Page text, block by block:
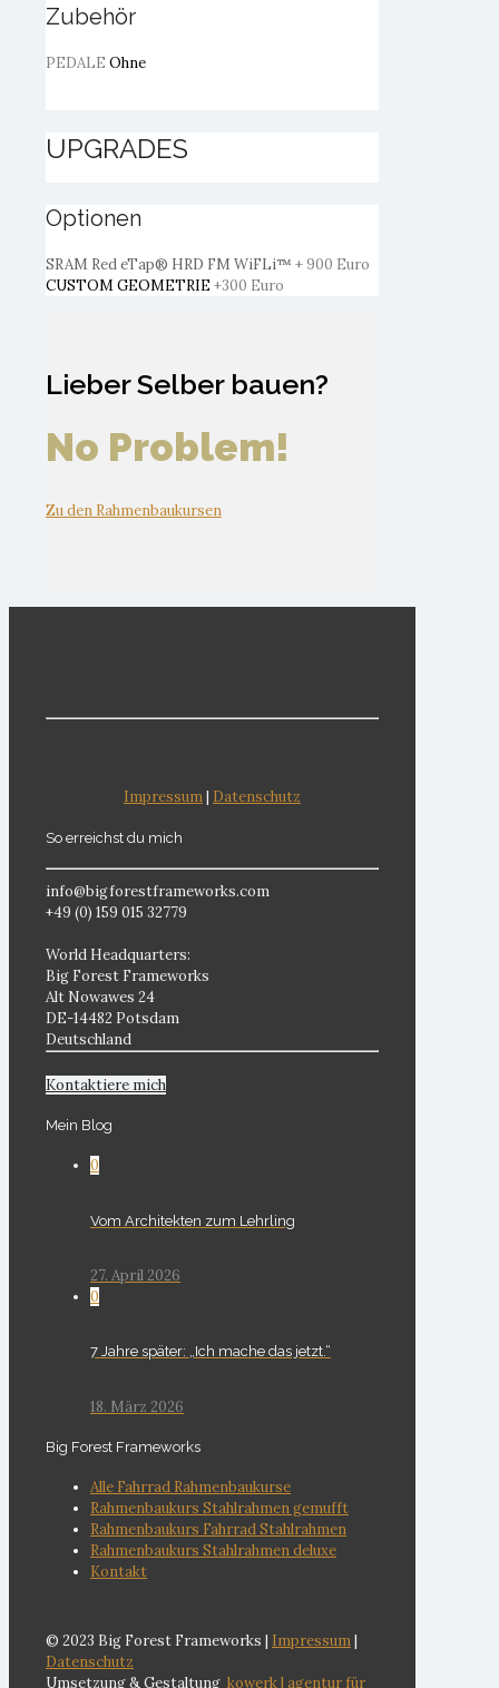
Zubehör
PEDALE Ohne
UPGRADES
Optionen
SRAM Red eTap® HRD FM WiFLi™ + 900 Euro
CUSTOM GEOMETRIE +300 Euro
Lieber Selber bauen?
No Problem!
Zu den Rahmenbaukursen
Impressum| Datenschutz
So erreichst du mich
info@bigforestframeworks.com
+49 (0) 159 015 32779
World Headquarters:
Big Forest Frameworks
Alt Nowawes 24
DE-14482 Potsdam
Deutschland
Kontaktiere mich
Mein Blog
0
Vom Architekten zum Lehrling
27. April 2026
0
7 Jahre später: „Ich mache das jetzt.“
18. März 2026
Big Forest Frameworks
Alle Fahrrad Rahmenbaukurse
Rahmenbaukurs Stahlrahmen gemufft
Rahmenbaukurs Fahrrad Stahlrahmen
Rahmenbaukurs Stahlrahmen deluxe
Kontakt
© 2023 Big Forest Frameworks | Impressum|
Datenschutz
Umsetzung & Gestaltung kowerk | agentur für